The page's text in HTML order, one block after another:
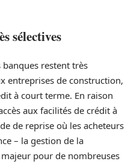
sélectives
restent très
entreprises de construction,
à court terme. En raison
aux facilités de crédit à
de reprise où les acheteurs
– la gestion de la
pour de nombreuses